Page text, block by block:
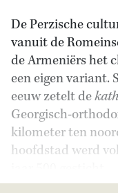
De Perzische
vanuit de
de Armeniërs het
een eigen variant.
eeuw zetelt de
Georgisch-
kilometer ten
hoofdstad werd